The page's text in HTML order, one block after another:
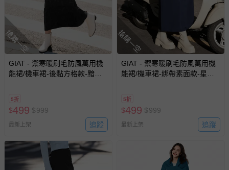
搶購一空
GIAT - 禦寒暖刷毛防風萬用機
能裙/機車裙-後黏方格款-黯夜
5折
$499 $999
最新上架 追蹤
搶購一空
GIAT - 禦寒暖刷毛防風萬用機
能裙/機車裙-綁帶素面款-星霧
5折
$499 $999
最新上架 追蹤